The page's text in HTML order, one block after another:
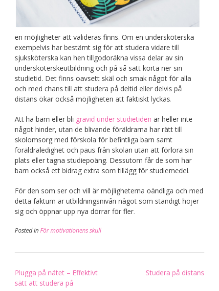
en möjligheter att valideras finns. Om en undersköterska
exempelvis har bestämt sig för att studera vidare till
sjuksköterska kan hen tillgodoräkna vissa delar av sin
undersköterskeutbildning och på så sätt korta ner sin
studietid. Det finns oavsett skäl och smak något för alla
och med chans till att studera på deltid eller delvis på
distans ökar också möjligheten att faktiskt lyckas.
Att ha barn eller bli gravid under studietiden är heller inte
något hinder, utan de blivande föräldrarna har rätt till
skolomsorg med förskola för befintliga barn samt
föräldraledighet och paus från skolan utan att förlora sin
plats eller tagna studiepoäng. Dessutom får de som har
barn också ett bidrag extra som tillägg för studiemedel.
För den som ser och vill är möjligheterna oändliga och med
detta faktum är utbildningsnivån något som ständigt höjer
sig och öppnar upp nya dörrar för fler.
Posted inFör motivationens skull
Inläggsnavigering
Plugga på nätet – Effektivt
sätt att studera på
Studera på distans